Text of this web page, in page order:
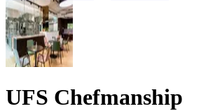
UFS Chefmanship